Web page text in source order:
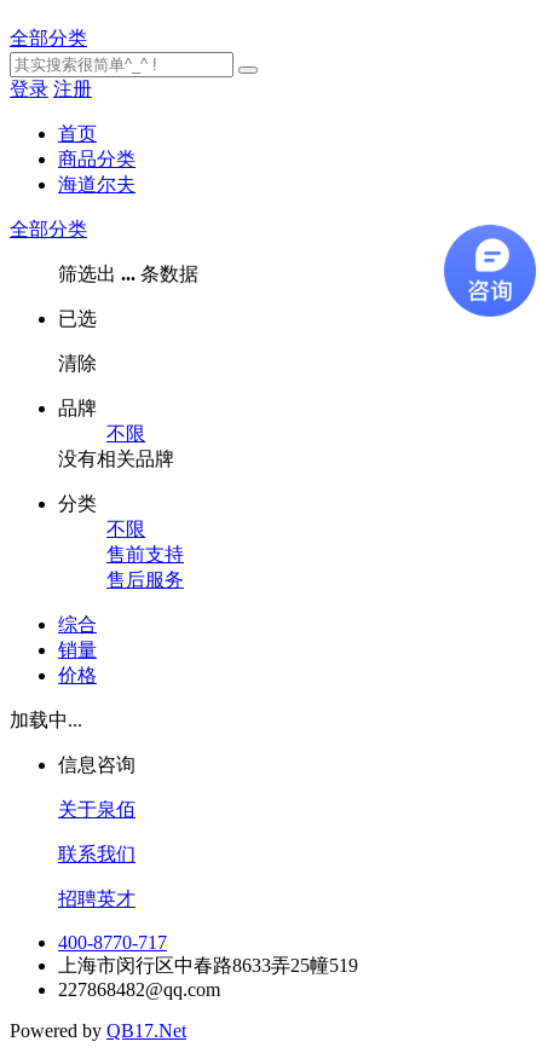
全部分类
登录 注册
首页
商品分类
海道尔夫
全部分类
筛选出 ... 条数据
已选
清除
品牌
不限
没有相关品牌
分类
不限
售前支持
售后服务
综合
销量
价格
加载中...
信息咨询
关于泉佰
联系我们
招聘英才
400-8770-717
上海市闵行区中春路8633弄25幢519
227868482@qq.com
Powered by QB17.Net